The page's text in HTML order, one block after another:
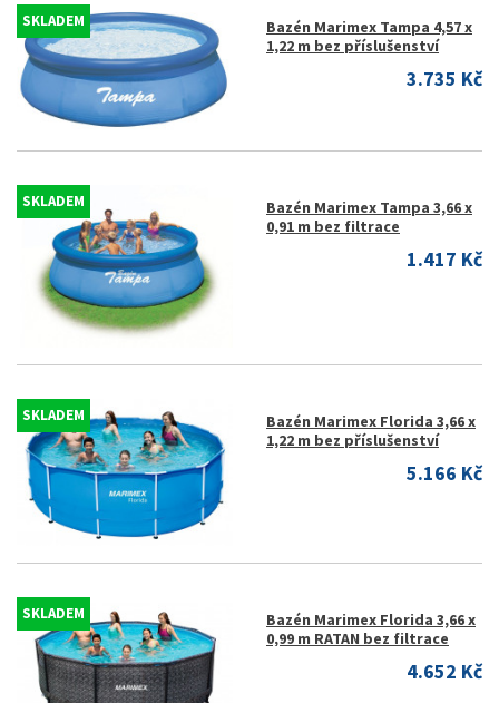
SKLADEM
Bazén Marimex Tampa 4,57 x
1,22 m bez příslušenství
3.735 Kč
SKLADEM
Bazén Marimex Tampa 3,66 x
0,91 m bez filtrace
1.417 Kč
SKLADEM
Bazén Marimex Florida 3,66 x
1,22 m bez příslušenství
5.166 Kč
SKLADEM
Bazén Marimex Florida 3,66 x
0,99 m RATAN bez filtrace
4.652 Kč